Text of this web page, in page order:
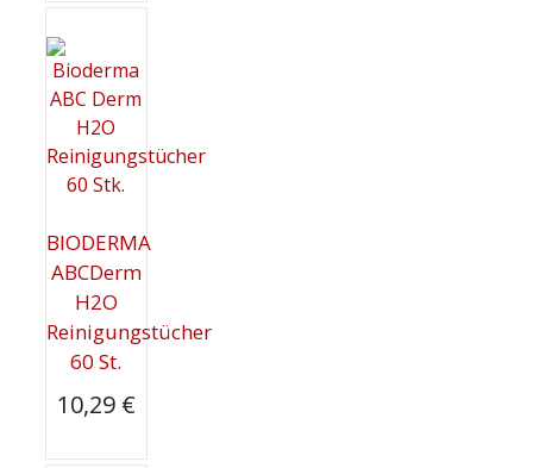
BIODERMA
ABCDerm
H2O
Reinigungstücher
60 St.
10,29 €